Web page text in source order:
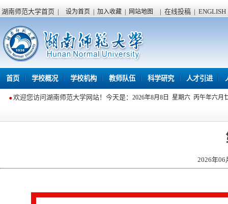
湖南师范大学首页 | 设为首页 加入收藏 网站地图 | 在线投稿 | ENGLISH
首页 学校概况 学校机构 教师队伍 科学研究 人才引进
欢迎您访问湖南师范大学网站！今天是： 2026年8月8日 星期六 丙午年六月
2026年06